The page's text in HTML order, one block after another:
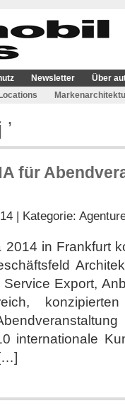
Newsletter
Über
Locations
für
| Kategorie:
in Frankfurt
Export,
internationale